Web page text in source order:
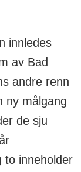
innledes
av Bad
andre renn
ny målgang
de sju
to inneholder